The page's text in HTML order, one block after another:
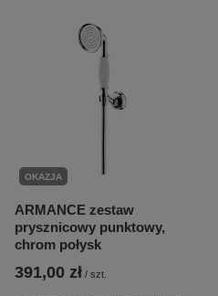
OKAZJA
ARMANCE zestaw
prysznicowy punktowy,
chrom połysk
391,00 zł / szt.